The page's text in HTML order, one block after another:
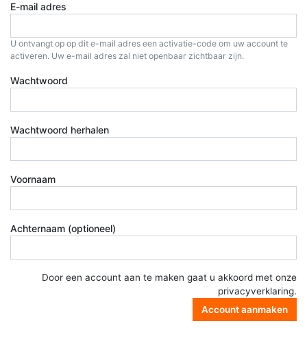
E-mail adres
U ontvangt op op dit e-mail adres een activatie-code om uw account te
activeren. Uw e-mail adres zal niet openbaar zichtbaar zijn.
Wachtwoord
Wachtwoord herhalen
Voornaam
Achternaam (optioneel)
Door een account aan te maken gaat u akkoord met onze
privacyverklaring.
Account aanmaken